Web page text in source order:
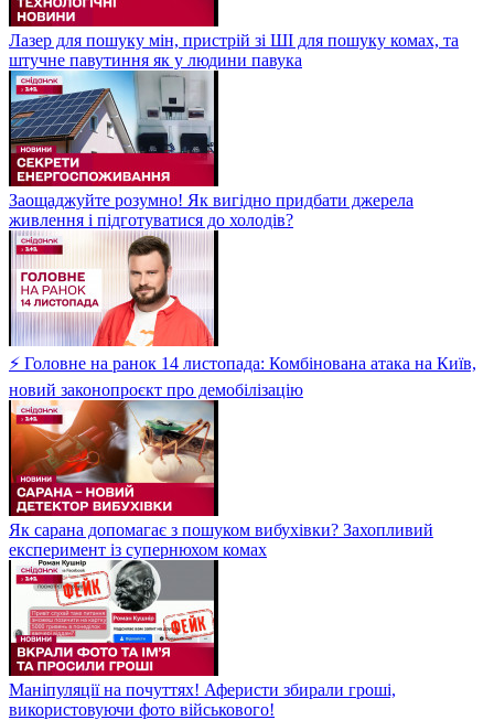
Лазер для пошуку мін, пристрій зі ШІ для пошуку комах, та
штучне павутиння як у людини павука
Заощаджуйте розумно! Як вигідно придбати джерела
живлення і підготуватися до холодів?
⚡ Головне на ранок 14 листопада: Комбінована атака на Київ,
новий законопроєкт про демобілізацію
Як сарана допомагає з пошуком вибухівки? Захопливий
експеримент із супернюхом комах
Маніпуляції на почуттях! Аферисти збирали гроші,
використовуючи фото військового!